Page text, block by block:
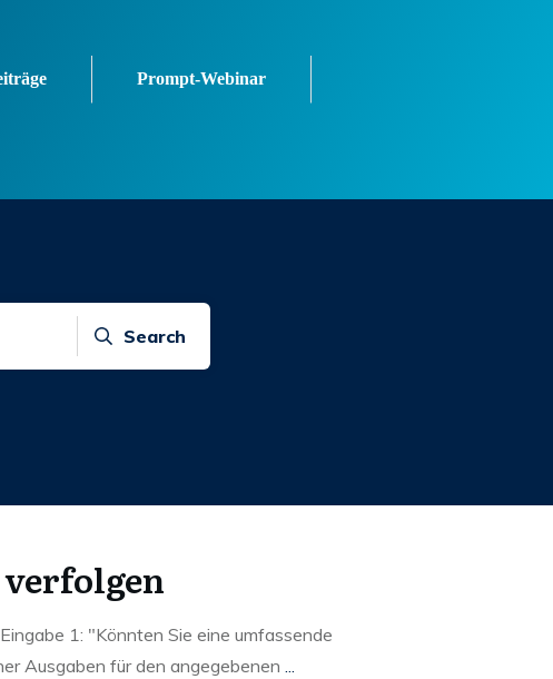
Prompt-Webinar
Search
1: "Könnten Sie eine umfassende
Ausgaben für den angegebenen ...